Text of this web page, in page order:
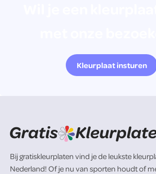
Kleurplaat insturen
Bij gratiskleurplaten vind je de leukste
Nederland! Of je nu van sporten houdt of